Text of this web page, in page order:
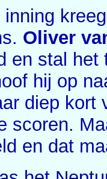
Oliver
en stal
hij op
diep kort
scoren.
en dat